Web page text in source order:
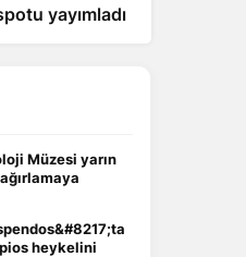
yayımladı
Müzesi yarın
heykelini